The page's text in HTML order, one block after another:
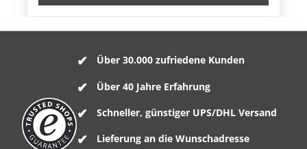
Über 30.000 zufriedene Kunden
Über 40 Jahre Erfahrung
Schneller, günstiger UPS/DHL Versand
Lieferung an die Wunschadresse